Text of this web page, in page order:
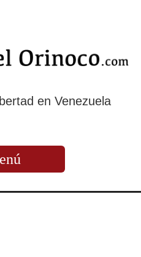
en Venezuela